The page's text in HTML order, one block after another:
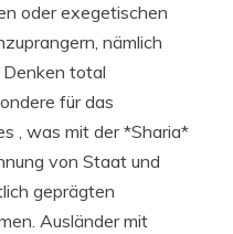
oder exegetischen
nämlich
Denken total
für das
, was mit der *Sharia*
von Staat und
geprägten
Ausländer mit